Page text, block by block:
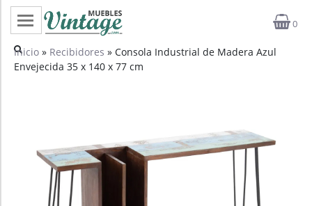
0
Categorías
Inicio » Recibidores » Consola Industrial de Madera Azul
Envejecida 35 x 140 x 77 cm